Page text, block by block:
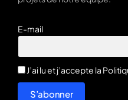
E-mail
J’ai lu et j’accepte la
S’abonner